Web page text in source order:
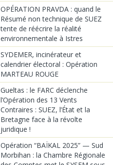
OPÉRATION PRAVDA : quand le
Résumé non technique de SUEZ
tente de réécrire la réalité
environnementale à Istres
SYDEMER, incinérateur et
calendrier électoral : Opération
MARTEAU ROUGE
Gueltas : le FARC déclenche
l’Opération des 13 Vents
Contraires : SUEZ, l’État et la
Bretagne face à la révolte
juridique !
Opération “BAÏKAL 2025” — Sud
Morbihan : la Chambre Régionale